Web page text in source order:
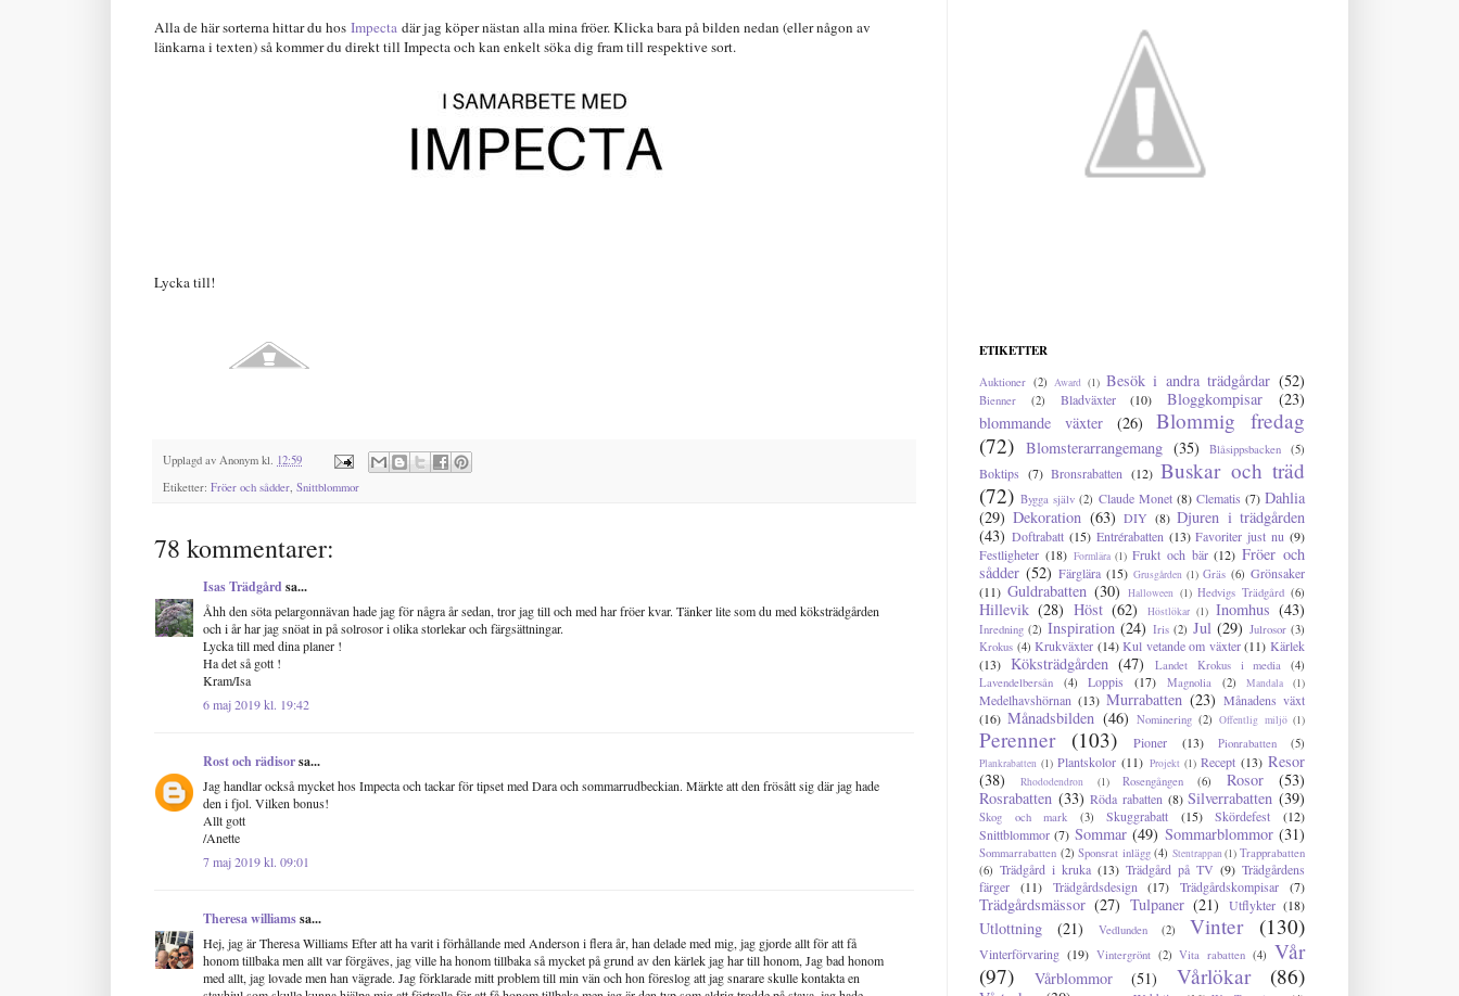
Alla de här sorterna hittar du hos Impecta där jag köper nästan alla mina fröer. Klicka bara på bilden nedan (eller någon av
länkarna i texten) så kommer du direkt till Impecta och kan enkelt söka dig fram till respektive sort.
Lycka till!
Upplagd av Anonym kl. 12:59
Etiketter: Fröer och sådder Snittblommor
78 kommentarer:
Isas Trädgård sa...
Åhh den söta pelargonnävan hade jag för några år sedan, tror jag till och med har fröer kvar. Tänker lite som du med köksträdgården
och i år har jag snöat in på solrosor i olika storlekar och färgsättningar.
Lycka till med dina planer !
Ha det så gott !
Kram/Isa
6 maj 2019 kl. 19:42
Rost och rädisorsa...
Jag handlar också mycket hos Impecta och tackar för tipset med Dara och sommarrudbeckian. Märkte att den frösått sig där jag hade
den i fjol. Vilken bonus!
Allt gott
/Anette
7 maj 2019 kl. 09:01
Theresa williamssa...
Hej, jag är Theresa Williams Efter att ha varit i förhållande med Anderson i flera år, han delade med mig, jag gjorde allt för att få
honom tillbaka men allt var förgäves, jag ville ha honom tillbaka så mycket på grund av den kärlek jag har till honom, Jag bad honom
med allt, jag lovade men han vägrade. Jag förklarade mitt problem till min vän och hon föreslog att jag snarare skulle kontakta en
ETIKETTER
Auktioner (2) Award (1) Besök i andra trädgårdar (52)
Bienner (2) Bladväxter (10) Bloggkompisar
(23)
blommande växter
(26)
Blommig fredag
(72) Blomsterarrangemang (35) Blåsippsbacken (5)
Boktips (7) Bronsrabatten (12) Buskar och träd
(72) Bygga själv (2) Claude Monet (8) Clematis (7) Dahlia
(29) Dekoration (63) DIY (8) Djuren i trädgården
(43) Doftrabatt (15) Entrérabatten (13) Favoriter just nu (9)
Festligheter (18) Formlära (1) Frukt och bär (12) Fröer och
sådder (52) Färglära (15) Grusgården (1) Gräs (6) Grönsaker
(11) Guldrabatten (30) Halloween (1) Hedvigs Trädgård (6)
Hillevik (28) Höst (62) Höstlökar (1) Inomhus (43)
Inredning (2) Inspiration (24) Iris (2) Jul (29) Julrosor (3)
Krokus (4) Krukväxter (14) Kul vetande om växter (11) Kärlek
(13) Köksträdgården (47) Landet Krokus i media
(4)
Lavendelbersån
(4) Loppis (17) Magnolia (2) Mandala (1)
Medelhavshörnan (13) Murrabatten (23) Månadens växt
(16) Månadsbilden (46) Nominering (2) Offentlig miljö (1)
Perenner (103) Pioner (13) Pionrabatten (5)
Plankrabatten (1) Plantskolor (11) Projekt (1) Recept (13) Resor
(38)
Rhododendron (1) Rosengången (6) Rosor
(53)
Rosrabatten (33) Röda rabatten (8) Silverrabatten (39)
Skog och mark (3) Skuggrabatt (15) Skördefest
(12)
Snittblommor (7) Sommar (49) Sommarblommor (31)
Sommarrabatten (2) Sponsrat inlägg (4) Stentrappan(1) Trapprabatten
(6) Trädgård i kruka (13) Trädgård på TV (9) Trädgårdens
färger
(11) Trädgårdsdesign (17) Trädgårdskompisar (7)
Trädgårdsmässor (27) Tulpaner (21) Utflykter (18)
Utlottning (21) Vedlunden (2) Vinter (130)
Vinterförvaring (19) Vintergrönt (2) Vita rabatten (4) Vår
(97)
Vårblommor (51) Vårlökar (86)